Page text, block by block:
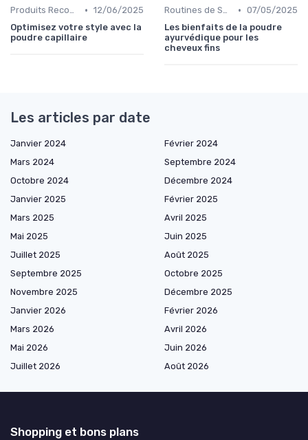
Produits Recommandés • 12/06/2025
Optimisez votre style avec la
poudre capillaire
Routines de Soins Capillaires • 07/05/2025
Les bienfaits de la poudre
ayurvédique pour les
cheveux fins
Les articles par date
Janvier 2024
Février 2024
Mars 2024
Septembre 2024
Octobre 2024
Décembre 2024
Janvier 2025
Février 2025
Mars 2025
Avril 2025
Mai 2025
Juin 2025
Juillet 2025
Août 2025
Septembre 2025
Octobre 2025
Novembre 2025
Décembre 2025
Janvier 2026
Février 2026
Mars 2026
Avril 2026
Mai 2026
Juin 2026
Juillet 2026
Août 2026
Shopping et bons plans